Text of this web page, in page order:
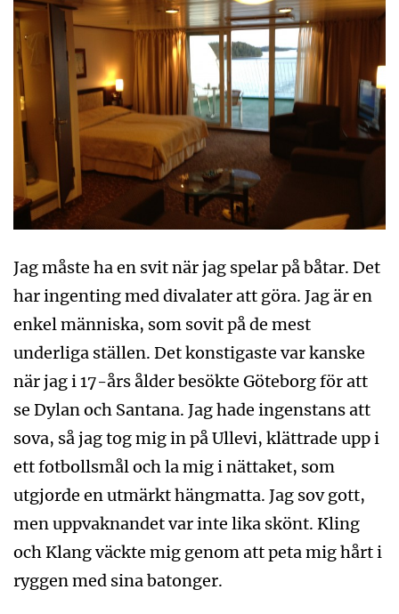
Jag måste ha en svit när jag spelar på båtar. Det
har ingenting med divalater att göra. Jag är en
enkel människa, som sovit på de mest
underliga ställen. Det konstigaste var kanske
när jag i 17-års ålder besökte Göteborg för att
se Dylan och Santana. Jag hade ingenstans att
sova, så jag tog mig in på Ullevi, klättrade upp i
ett fotbollsmål och la mig i nättaket, som
utgjorde en utmärkt hängmatta. Jag sov gott,
men uppvaknandet var inte lika skönt. Kling
och Klang väckte mig genom att peta mig hårt i
ryggen med sina batonger.